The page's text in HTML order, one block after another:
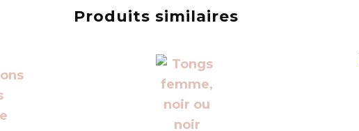
Produits similaires